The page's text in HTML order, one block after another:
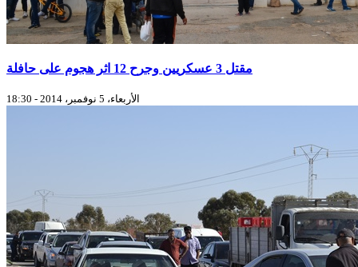
مقتل 3 عسكريين وجرح 12 اثر هجوم على حافلة
الأربعاء، 5 نوفمبر، 2014 - 18:30